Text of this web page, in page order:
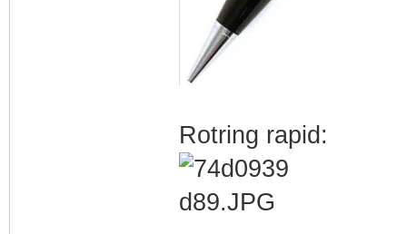
Rotring rapid: